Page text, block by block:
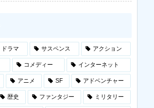
ドラマ サスペンス アクション
コメディー インターネット
アニメ SF アドベンチャー
歴史 ファンタジー ミリタリー